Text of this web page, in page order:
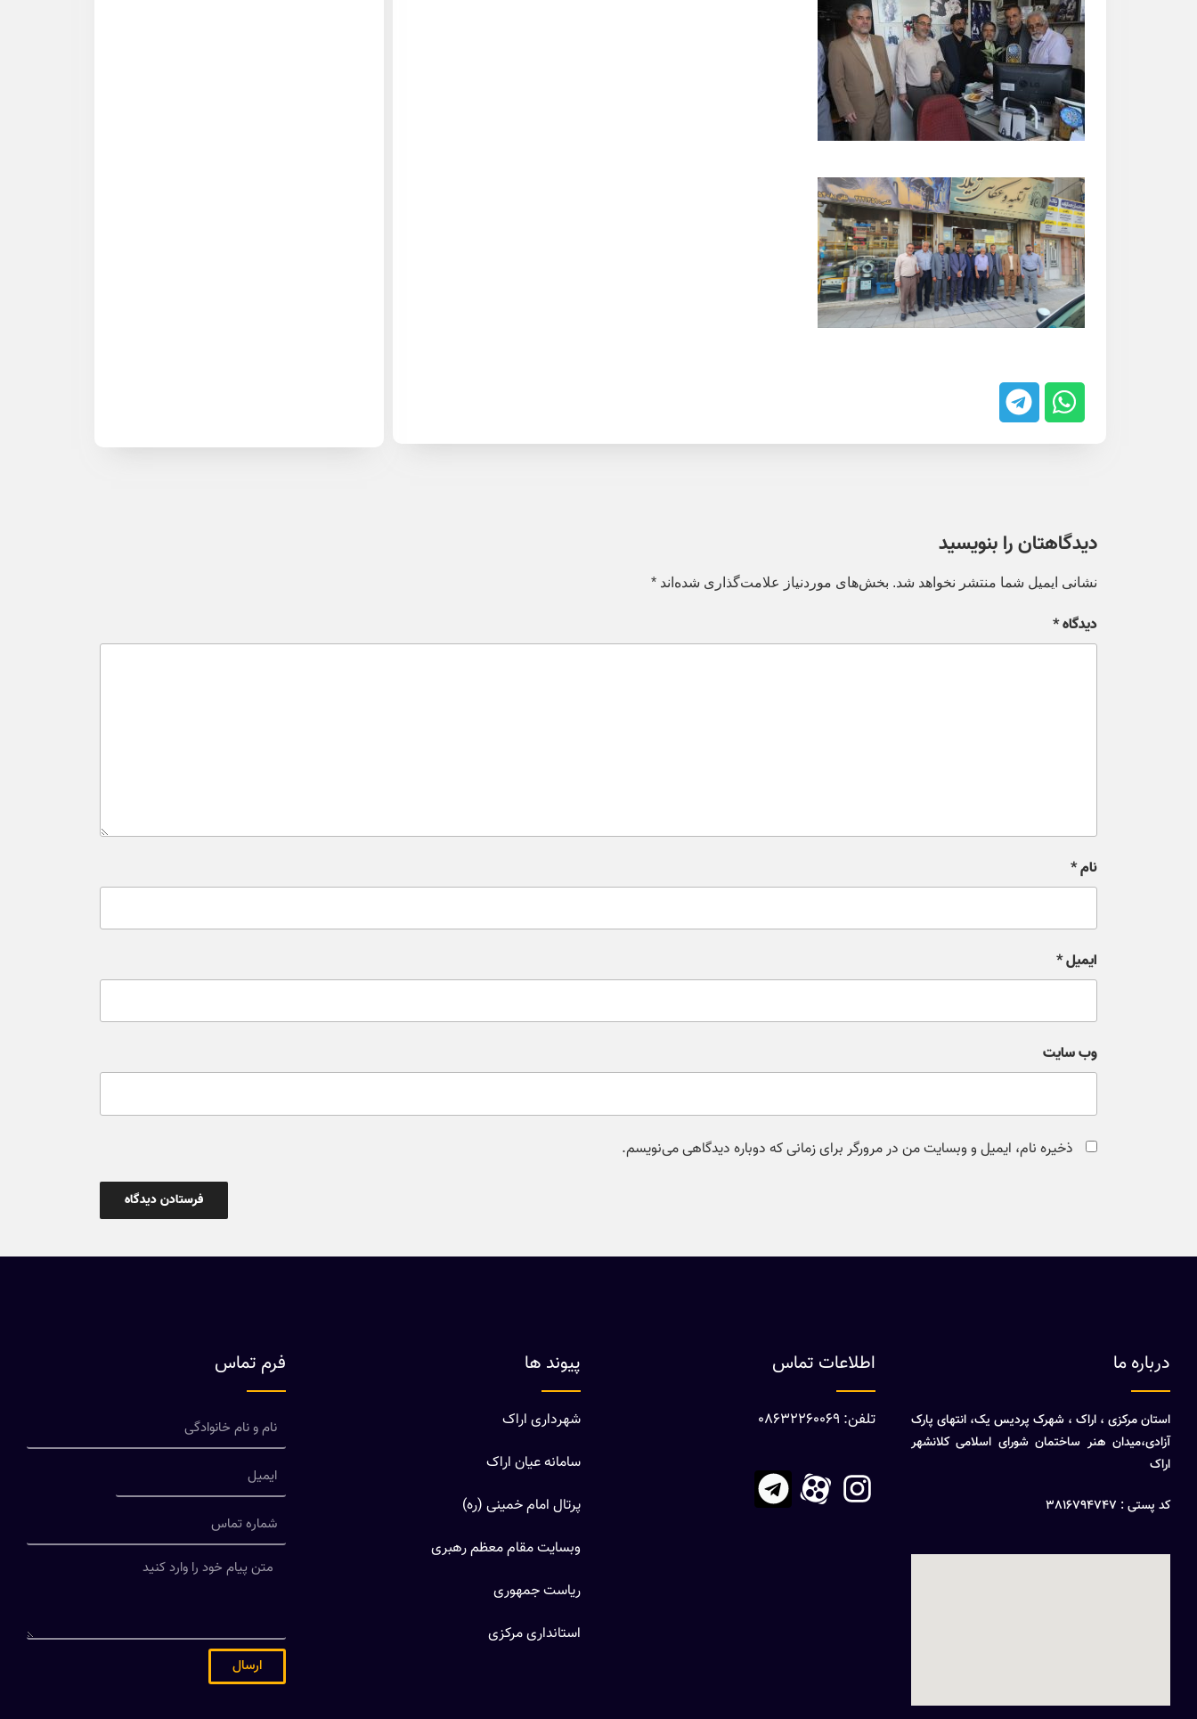
دیدگاهتان را بنویسید
نشانی ایمیل شما منتشر نخواهد شد. بخش‌های موردنیاز علامت‌گذاری شده‌اند *
دیدگاه*
نام*
ایمیل*
وب‌ سایت
ذخیره نام، ایمیل و وبسایت من در مرورگر برای زمانی که دوباره دیدگاهی می‌نویسم.
درباره ما
استان مرکزی ، اراک ، شهرک پردیس یک، انتهای پارک
آزادی،میدان هنر ساختمان شورای اسلامی کلانشهر
اراک
کد پستی : 3816794747
اطلاعات تماس
تلفن: 08632260069
پیوند ها
شهرداری اراک
سامانه عیان اراک
پرتال امام خمینی (ره)
وبسایت مقام معظم رهبری
ریاست جمهوری
استانداری مرکزی
فرم تماس
ارسال